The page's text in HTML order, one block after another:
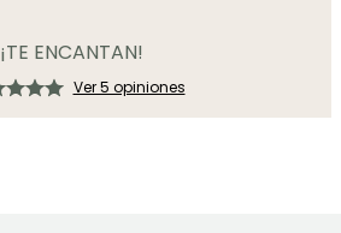
¡TE ENCANTAN!
Ver 5 opiniones